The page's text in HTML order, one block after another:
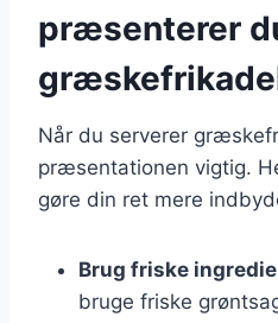
præsenterer
Når du serverer
præsentationen vigtig.
gøre din ret mere
Brug friske
bruge friske